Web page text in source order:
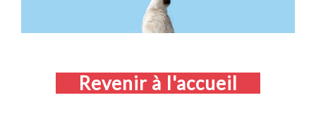
Revenir à l'accueil